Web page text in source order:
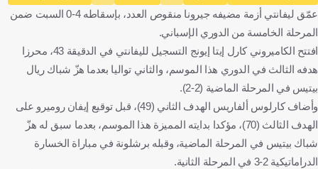
إسبانيا
كرة قدم
عمّق ليفانتي أزمة مضيفه جيرونا منقوص العدد، بإسقاطه 4-0 السبت ضمن
المرحلة الخامسة من الدوري الإسباني.
افتتح الكاميروني كارل إيتا إيونج التسجيل لليفانتي في الدقيقة 43، محرزا
هدفه الثالث في الدوري هذا الموسم، والثاني تواليا بعدما هزّ شباك ريال
بيتيس في المرحلة الماضية (2-2).
وأضاف كارلوس ألفاريس الهدف الثاني (49)، قبل توقيع إيفان روميرو على
الهدف الثالث (70)، مؤكدا بدايته المميزة هذا الموسم، بعدما سبق له هزّ
شباك بيتيس في المرحلة الماضية، وقبله برشلونة في مباراة الخسارة
الدراماتيكية 2-3 في المرحلة الثانية.